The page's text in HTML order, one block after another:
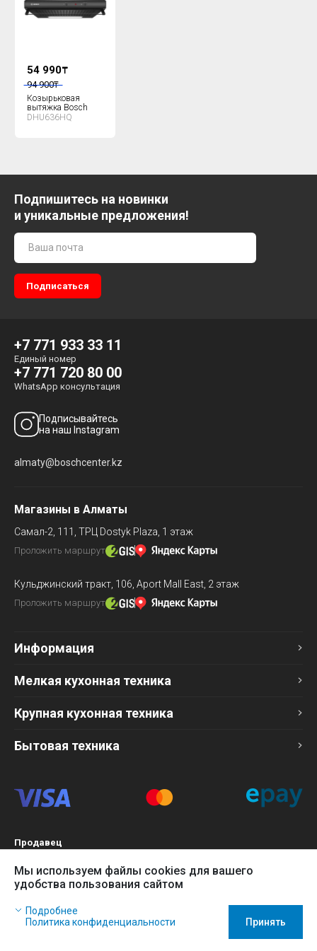
54 990₸
94 900₸
Козырьковая
вытяжка Bosch
DHU636HQ
Подпишитесь на новинки
и уникальные предложения!
+7 771 933 33 11
Единый номер
+7 771 720 80 00
WhatsApp консультация
Подписывайтесь
на наш Instagram
almaty@boschcenter.kz
Магазины в Алматы
Самал-2, 111, ТРЦ Dostyk Plaza, 1 этаж
Проложить маршрут
Кульджинский тракт, 106, Aport Mall East, 2 этаж
Проложить маршрут
Информация
Мелкая кухонная техника
Крупная кухонная техника
Бытовая техника
Продавец
БИН 120140015907
Более подробно см. раздел Оферта
Мы используем файлы cookies для вашего
удобства пользования сайтом
Наш сайт использует файлы cookies, чтобы Вы могли
заказать товар в интернет-магазине и позволяет нам
Подробнее
Политика конфиденциальности
Принять